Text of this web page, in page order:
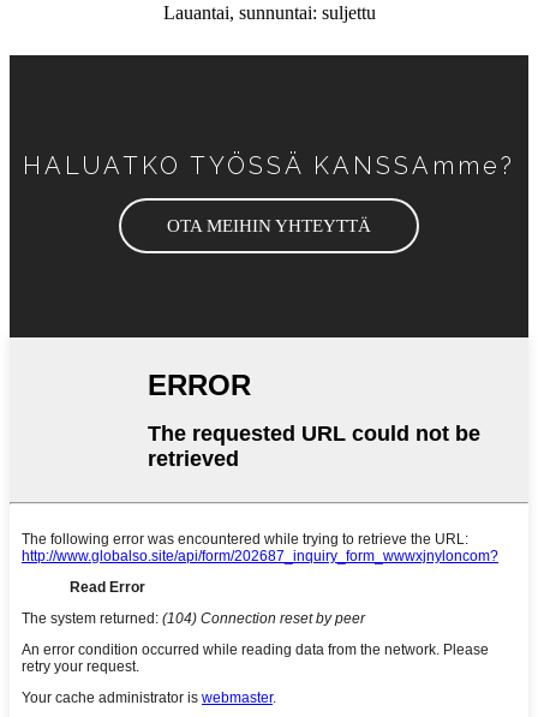
Lauantai, sunnuntai: suljettu
HALUATKO TYÖSSÄ KANSSAmme?
OTA MEIHIN YHTEYTTÄ